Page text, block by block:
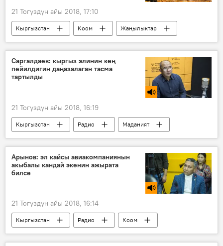
21 Тогуздун айы 2018, 17:10
Кыргызстан Коом
Жаңылыктар
аба ырайы
Саргалдаев: кыргыз элинин кең
пейилдигин даңазалаган тасма
тартылды
21 Тогуздун айы 2018, 16:19
Кыргызстан Радио
Маданият
Япония
тасма
Арынов: эл кайсы авиакомпаниянын
акыбалы кандай экенин ажырата
билсе
21 Тогуздун айы 2018, 16:14
Кыргызстан Радио
Коом
учак
авиабилет авиакомпания